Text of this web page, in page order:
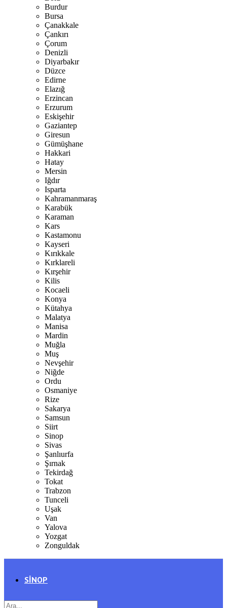
Burdur
Bursa
Çanakkale
Çankırı
Çorum
Denizli
Diyarbakır
Düzce
Edirne
Elazığ
Erzincan
Erzurum
Eskişehir
Gaziantep
Giresun
Gümüşhane
Hakkari
Hatay
Mersin
Iğdır
Isparta
Kahramanmaraş
Karabük
Karaman
Kars
Kastamonu
Kayseri
Kırıkkale
Kırklareli
Kırşehir
Kilis
Kocaeli
Konya
Kütahya
Malatya
Manisa
Mardin
Muğla
Muş
Nevşehir
Niğde
Ordu
Osmaniye
Rize
Sakarya
Samsun
Siirt
Sinop
Sivas
Şanlıurfa
Şırnak
Tekirdağ
Tokat
Trabzon
Tunceli
Uşak
Van
Yalova
Yozgat
Zonguldak
SINOP